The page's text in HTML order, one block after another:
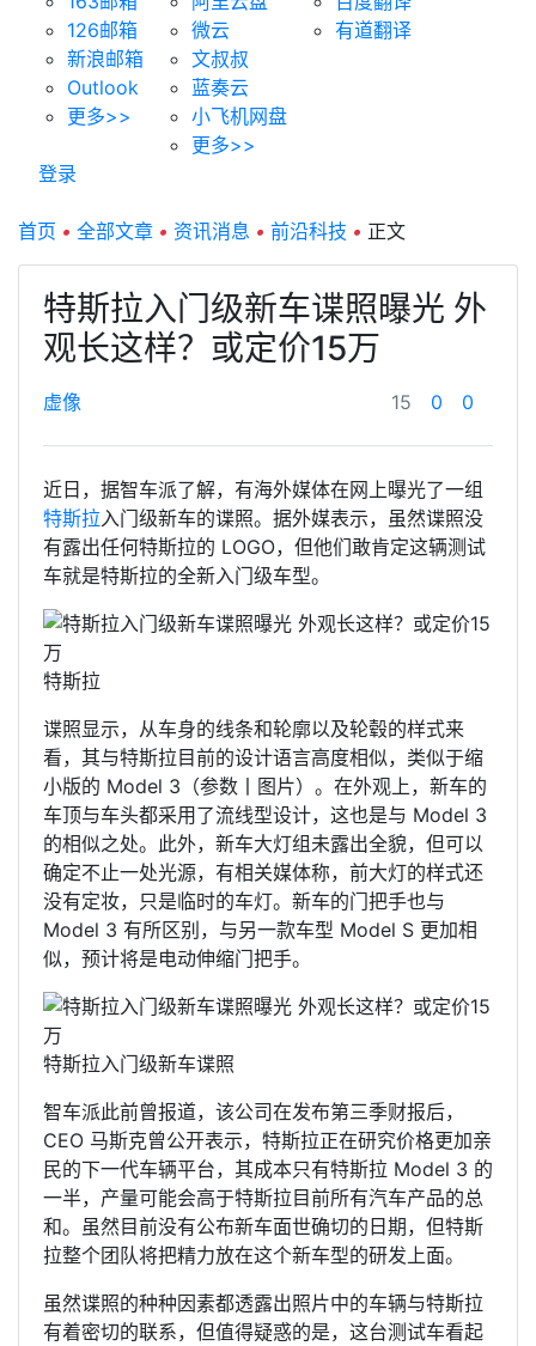
126邮箱
新浪邮箱
Outlook
更多>>
微云
文叔叔
蓝奏云
小飞机网盘
更多>>
有道翻译
登录
首页 • 全部文章 • 资讯消息 • 前沿科技 • 正文
特斯拉入门级新车谍照曝光 外
观长这样？或定价15万
虚像 15 0 0
近日，据智车派了解，有海外媒体在网上曝光了一组
特斯拉入门级新车的谍照。据外媒表示，虽然谍照没
有露出任何特斯拉的 LOGO，但他们敢肯定这辆测试
车就是特斯拉的全新入门级车型。
特斯拉
谍照显示，从车身的线条和轮廓以及轮毂的样式来
看，其与特斯拉目前的设计语言高度相似，类似于缩
小版的 Model 3（参数丨图片）。在外观上，新车的
车顶与车头都采用了流线型设计，这也是与 Model 3
的相似之处。此外，新车大灯组未露出全貌，但可以
确定不止一处光源，有相关媒体称，前大灯的样式还
没有定妆，只是临时的车灯。新车的门把手也与
Model 3 有所区别，与另一款车型 Model S 更加相
似，预计将是电动伸缩门把手。
特斯拉入门级新车谍照
智车派此前曾报道，该公司在发布第三季财报后，
CEO 马斯克曾公开表示，特斯拉正在研究价格更加亲
民的下一代车辆平台，其成本只有特斯拉 Model 3 的
一半，产量可能会高于特斯拉目前所有汽车产品的总
和。虽然目前没有公布新车面世确切的日期，但特斯
拉整个团队将把精力放在这个新车型的研发上面。
虽然谍照的种种因素都透露出照片中的车辆与特斯拉
有着密切的联系，但值得疑惑的是，这台测试车看起